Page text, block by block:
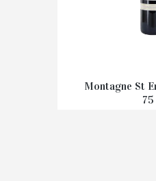
Montagne St